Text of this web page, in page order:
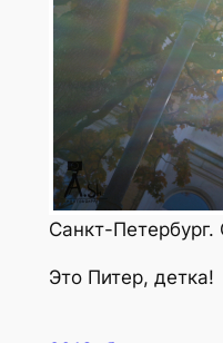
Санкт-Петербург.
Это Питер, детка!